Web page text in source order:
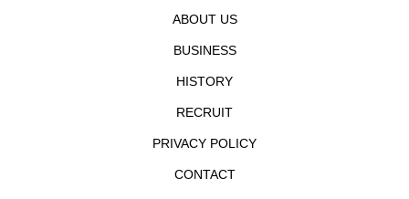
ABOUT US
BUSINESS
HISTORY
RECRUIT
PRIVACY POLICY
CONTACT